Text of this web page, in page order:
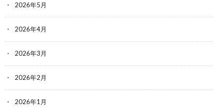
2026年5月
2026年4月
2026年3月
2026年2月
2026年1月